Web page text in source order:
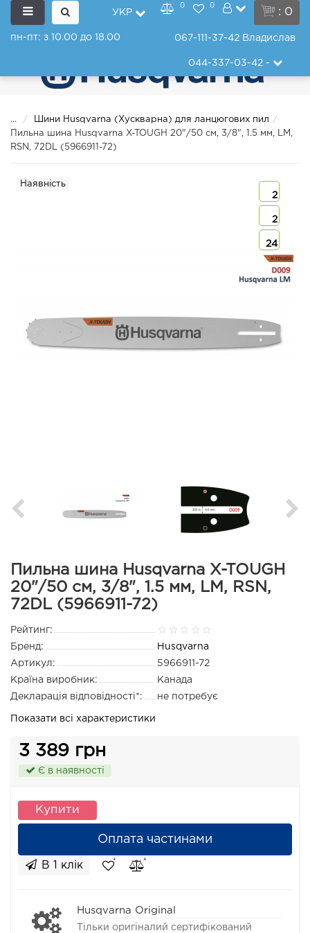
: 0
УКР
0 0
пн-пт: з 10.00 до 18.00 067-111-37-42 Владислав
044-337-03-42-
...
Шини Husqvarna (Хускварна) для ланцюгових пил
Пильна шина Husqvarna X-TOUGH 20"/50 см, 3/8", 1.5 мм, LM,
RSN, 72DL (5966911-72)
2
2
24
Наявність
Пильна шина Husqvarna X-TOUGH
20"/50 см, 3/8", 1.5 мм, LM, RSN,
72DL (5966911-72)
Рейтинг:
Бренд:
Husqvarna
Артикул:
5966911-72
Країна виробник:
Канада
Декларація відповідності*:
не потребує
Показати всі характеристики
3 389 грн
Є в наявності
Купити
Оплата частинами
В 1 клік
Husqvarna Original
Тільки оригіналий сертифікований